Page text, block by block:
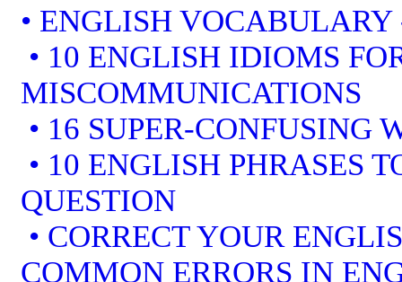
• ENGLISH
• 10 ENGLISH IDIOMS
MISCOMMUNICATIONS
• 16 SUPER-CONFUSING
• 10 ENGLISH PHRASES
QUESTION
• CORRECT YOUR
COMMON ERRORS IN